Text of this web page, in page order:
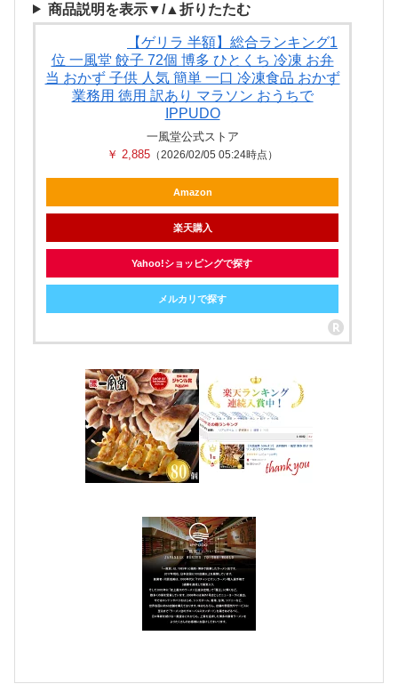
商品説明を表示▼/▲折りたたむ
【ゲリラ 半額】総合ランキング1
位 一風堂 餃子 72個 博多 ひとくち 冷凍 お弁
当 おかず 子供 人気 簡単 一口 冷凍食品 おかず
業務用 徳用 訳あり マラソン おうちで
IPPUDO
一風堂公式ストア
￥ 2,885 （2026/02/05 05:24時点）
Amazon
楽天購入
Yahoo!ショッピングで探す
メルカリで探す